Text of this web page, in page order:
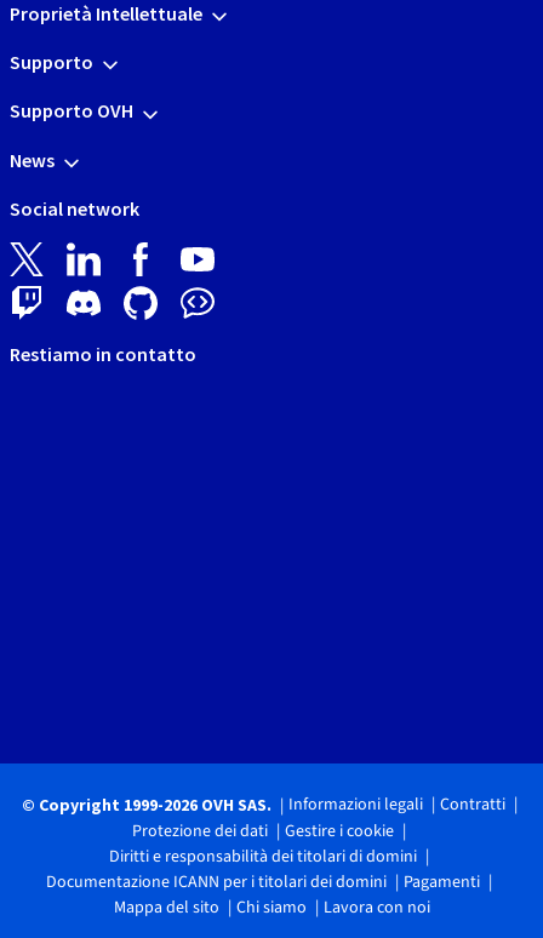
Proprietà Intellettuale
Supporto
Supporto OVH
News
Social network
Restiamo in contatto
© Copyright 1999-2026 OVH SAS. Informazioni legali
Contratti
Protezione dei dati
Gestire i cookie
Diritti e responsabilità dei titolari di domini
Documentazione ICANN per i titolari dei domini
Pagamenti
Mappa del sito
Chi siamo Lavora con noi